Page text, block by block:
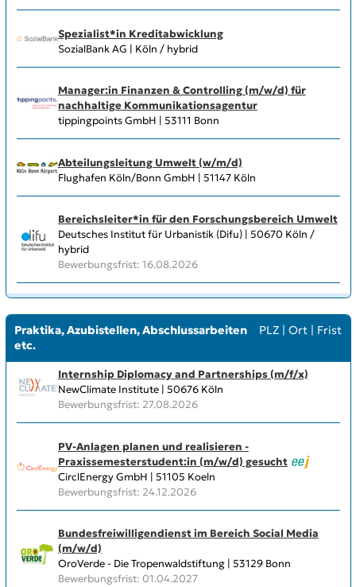
Spezialist*in Kreditabwicklung
SozialBank AG | Köln / hybrid
Manager:in Finanzen & Controlling (m/w/d) für
nachhaltige Kommunikationsagentur
tippingpoints GmbH | 53111 Bonn
Abteilungsleitung Umwelt (w/m/d)
Flughafen Köln/Bonn GmbH | 51147 Köln
Bereichsleiter*in für den Forschungsbereich Umwelt
Deutsches Institut für Urbanistik (Difu) | 50670 Köln /
hybrid
Bewerbungsfrist: 16.08.2026
Praktika, Azubistellen, Abschlussarbeiten
etc.
PLZ |Ort Frist
Internship Diplomacy and Partnerships (m/f/x)
NewClimate Institute | 50676 Köln
Bewerbungsfrist: 27.08.2026
PV-Anlagen planen und realisieren -
Praxissemesterstudent:in (m/w/d) gesucht
CirclEnergy GmbH | 51105 Koeln
Bewerbungsfrist: 24.12.2026
Bundesfreiwilligendienst im Bereich Social Media
(m/w/d)
OroVerde - Die Tropenwaldstiftung | 53129 Bonn
Bewerbungsfrist: 01.04.2027